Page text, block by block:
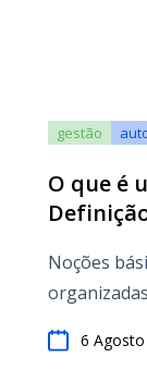
gestão
O que é
Noções
6